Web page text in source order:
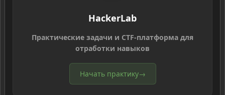
HackerLab
Практические задачи и CTF-платформа для
отработки навыков
Начать практику→